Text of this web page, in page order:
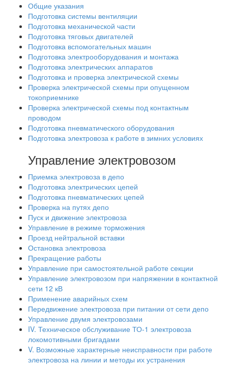
Общие указания
Подготовка системы вентиляции
Подготовка механической части
Подготовка тяговых двигателей
Подготовка вспомогательных машин
Подготовка электрооборудования и монтажа
Подготовка электрических аппаратов
Подготовка и проверка электрической схемы
Проверка электрической схемы при опущенном
токоприемнике
Проверка электрической схемы под контактным
проводом
Подготовка пневматического оборудования
Подготовка электровоза к работе в зимних условиях
Управление электровозом
Приемка электровоза в депо
Подготовка электрических цепей
Подготовка пневматических цепей
Проверка на путях депо
Пуск и движение электровоза
Управление в режиме торможения
Проезд нейтральной вставки
Остановка электровоза
Прекращение работы
Управление при самостоятельной работе секции
Управление электровозом при напряжении в контактной
сети 12 кВ
Применение аварийных схем
Передвижение электровоза при питании от сети депо
Управление двумя электровозами
IV. Техническое обслуживание ТО-1 электровоза
локомотивными бригадами
V. Возможные характерные неисправности при работе
электровоза на линии и методы их устранения